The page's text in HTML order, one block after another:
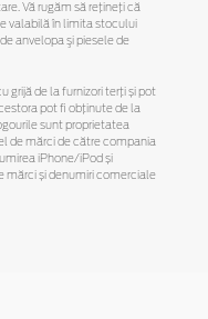
Vă rugăm să reţineţi că
valabilă în limita stocului
anvelopa şi piesele de
grijă de la furnizori terți și pot
pot fi obținute de la
sunt proprietatea
de mărci de către compania
iPhone/iPod și
mărci și denumiri comerciale